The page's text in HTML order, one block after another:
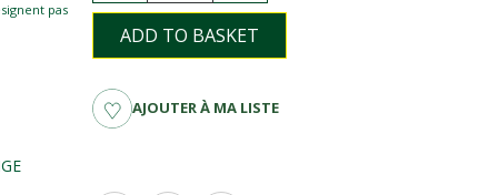
pas
ADD TO BASKET
AJOUTER À MA LISTE